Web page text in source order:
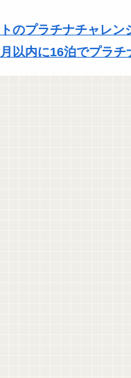
トのプラチナチャレン
月以内に16泊でプラチ